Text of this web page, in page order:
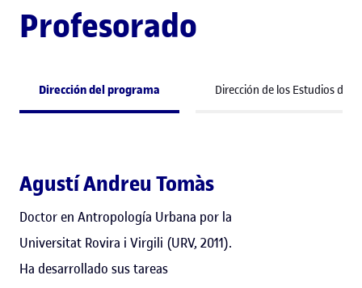
Profesorado
Dirección del programa Dirección de los Estudios de
Agustí Andreu Tomàs
Doctor en Antropología Urbana por la
Universitat Rovira i Virgili (URV, 2011).
Ha desarrollado sus tareas